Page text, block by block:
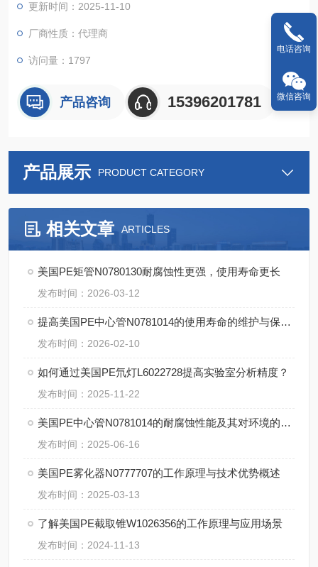
更新时间：2025-11-10
厂商性质：代理商
访问量：1797
产品咨询 15396201781
产品展示 PRODUCT CATEGORY
相关文章 ARTICLES
美国PE矩管N0780130耐腐蚀性更强，使用寿命更长
发布时间：2026-03-12
提高美国PE中心管N0781014的使用寿命的维护与保养建议
发布时间：2026-02-10
如何通过美国PE氘灯L6022728提高实验室分析精度？
发布时间：2025-11-22
美国PE中心管N0781014的耐腐蚀性能及其对环境的适应性
发布时间：2025-06-16
美国PE雾化器N0777707的工作原理与技术优势概述
发布时间：2025-03-13
了解美国PE截取锥W1026356的工作原理与应用场景
发布时间：2024-11-13
电话咨询
微信咨询